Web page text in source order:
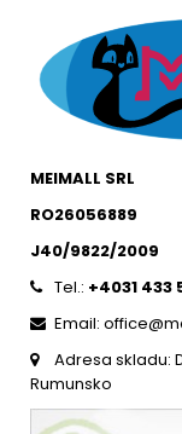
MEIMALL SRL
RO26056889
J40/9822/2009
Tel.: +4031 433
Email:
Adresa skladu:
Rumunsko